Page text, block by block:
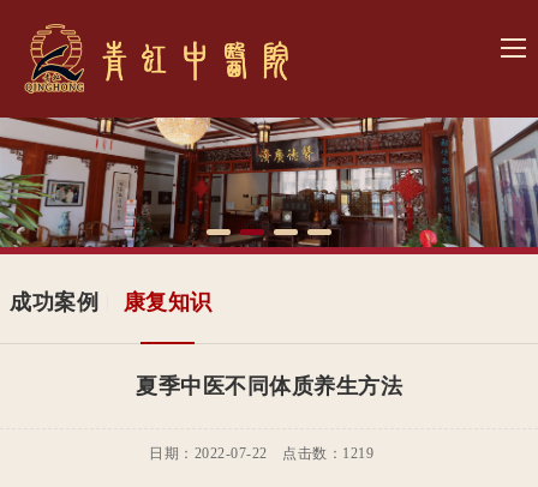
首
页
于
我
青
虹
患
成功案例 康复知识
夏季中医不同体质养生方法
日期：2022-07-22 点击数： 1219